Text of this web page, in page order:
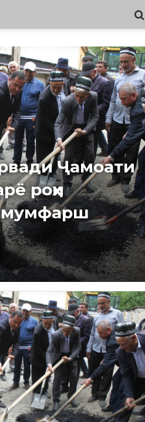
Ҷамоати
роҳи
мумфарш